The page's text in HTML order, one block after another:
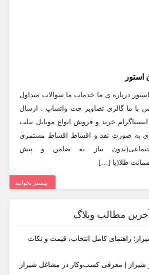
استور
درباره ی ما خدمات ما سوالات متداول
با ما گالری تصاویر چت واتساپ . ارسال
خرید و فروش انواع موبایل تبلت
به صورت نقد و اقساط اقساط مستمری
نیاز به ضامن و پیش
طلا(با […]
بیشتر بخوانید
مطالب وبلاگ
راهنمای کامل انتخاب، قیمت و نکات
شیراز | معرفی کسب‌وکار در مشاغل شیراز